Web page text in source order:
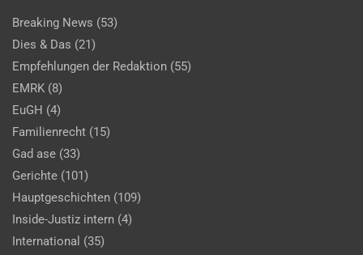
Breaking News (53)
Dies & Das (21)
Empfehlungen der Redaktion (55)
EMRK (8)
EuGH (4)
Familienrecht (15)
Gad ase (33)
Gerichte (101)
Hauptgeschichten (109)
Inside-Justiz intern (4)
International (35)